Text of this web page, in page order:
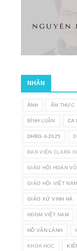
NHÃN
ẢNH ẨM THỰC
BÌNH LUẬN CA
DHBG 4-2025
ĐAN VIỆN CLARA
GIÁO HỘI HOÀN VŨ
GIÁO HỘI VIỆT
GIÁO XỨ VINH HÀ
HDGM VIỆT NAM
HỒ VĂN LÀNH
KHOA HỌC